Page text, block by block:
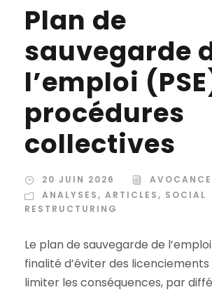
Plan de
sauvegarde
l’emploi
procédures
collectives
20 JUIN 2026
AVOCANCE
ANALYSES, ARTICLES, SOCIAL
RESTRUCTURING
Le plan de sauvegarde de
finalité d’éviter des licenciements
limiter les conséquences, par